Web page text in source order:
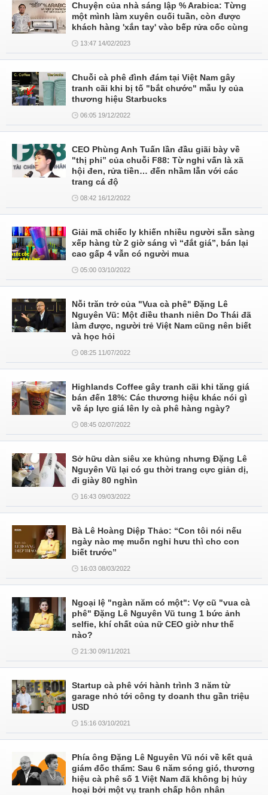
Chuyện của nhà sáng lập % Arabica: Từng
một mình làm xuyên cuối tuần, còn được
khách hàng 'xắn tay' vào bếp rửa cốc cùng
13:47 14/02/2023
Chuỗi cà phê đình đám tại Việt Nam gây
tranh cãi khi bị tố "bắt chước" mẫu ly của
thương hiệu Starbucks
06:05 19/12/2022
CEO Phùng Anh Tuấn lần đầu giãi bày về
"thị phi” của chuỗi F88: Từ nghi vấn là xã
hội đen, rửa tiền… đến nhầm lẫn với các
trang cá độ
08:42 16/12/2022
Giải mã chiếc ly khiến nhiều người sẵn sàng
xếp hàng từ 2 giờ sáng vì “đắt giá”, bán lại
cao gấp 4 vẫn có người mua
05:00 03/10/2022
Nỗi trăn trở của "Vua cà phê" Đặng Lê
Nguyên Vũ: Một điều thanh niên Do Thái đã
làm được, người trẻ Việt Nam cũng nên biết
và học hỏi
08:25 11/07/2022
Highlands Coffee gây tranh cãi khi tăng giá
bán đến 18%: Các thương hiệu khác nói gì
về áp lực giá lên ly cà phê hàng ngày?
08:45 02/07/2022
Sở hữu dàn siêu xe khủng nhưng Đặng Lê
Nguyên Vũ lại có gu thời trang cực giản dị,
đi giày 80 nghìn
16:43 09/03/2022
Bà Lê Hoàng Diệp Thảo: “Con tôi nói nếu
ngày nào mẹ muốn nghỉ hưu thì cho con
biết trước”
16:03 08/03/2022
Ngoại lệ "ngàn năm có một": Vợ cũ "vua cà
phê" Đặng Lê Nguyên Vũ tung 1 bức ảnh
selfie, khí chất của nữ CEO giờ như thế
nào?
21:30 09/11/2021
Startup cà phê với hành trình 3 năm từ
garage nhỏ tới công ty doanh thu gần triệu
USD
15:16 03/10/2021
Phía ông Đặng Lê Nguyên Vũ nói về kết quả
giám đốc thẩm: Sau 6 năm sóng gió, thương
hiệu cà phê số 1 Việt Nam đã không bị hủy
hoại bởi một vụ tranh chấp hôn nhân